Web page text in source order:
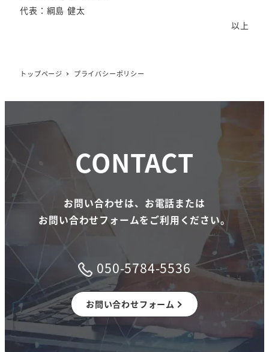
代表：綱島 健太
以上
トップページ プライバシーポリシー
CONTACT
お問い合わせは、お電話または
お問い合わせフォームをご利用ください。
050-5784-5536
お問い合わせフォーム